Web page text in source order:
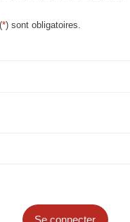
*) sont obligatoires.